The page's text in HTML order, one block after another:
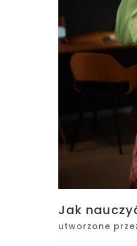
Jak
utworzone